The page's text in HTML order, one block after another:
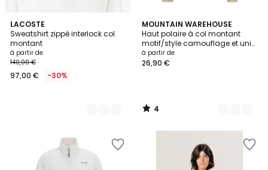
LACOSTE
Sweatshirt zippé interlock col
montant
à partir de
140,00 €
97,00 € -30%
6
Couleurs
MOUNTAIN WAREHOUSE
Haut polaire à col montant
motif/style camouflage et uni
CAMBER
à partir de
26,90 €
4
/
5
5
Couleurs
4
/